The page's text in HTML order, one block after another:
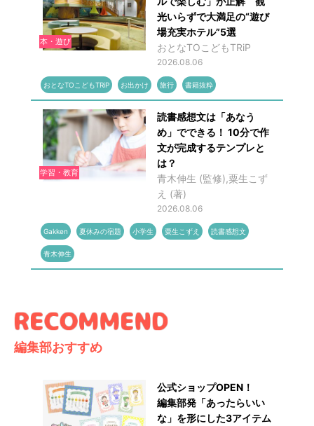
本・遊び
光いらずで大満足の“遊び
場充実ホテル”5選
おとなTOこどもTRiP
2026.08.06
おとなTOこどもTRiP お出かけ 旅行 書籍抜粋
学習・教育
読書感想文は「あなう
め」でできる！ 10分で作
文が完成するテンプレと
は？
青木伸生 (監修),粟生こず
え (著)
2026.08.06
Gakken 夏休みの宿題 小学生 粟生こずえ 読書感想文
青木伸生
編集部おすすめ
公式ショップOPEN！
編集部発「あったらいい
な」を形にした3アイテム